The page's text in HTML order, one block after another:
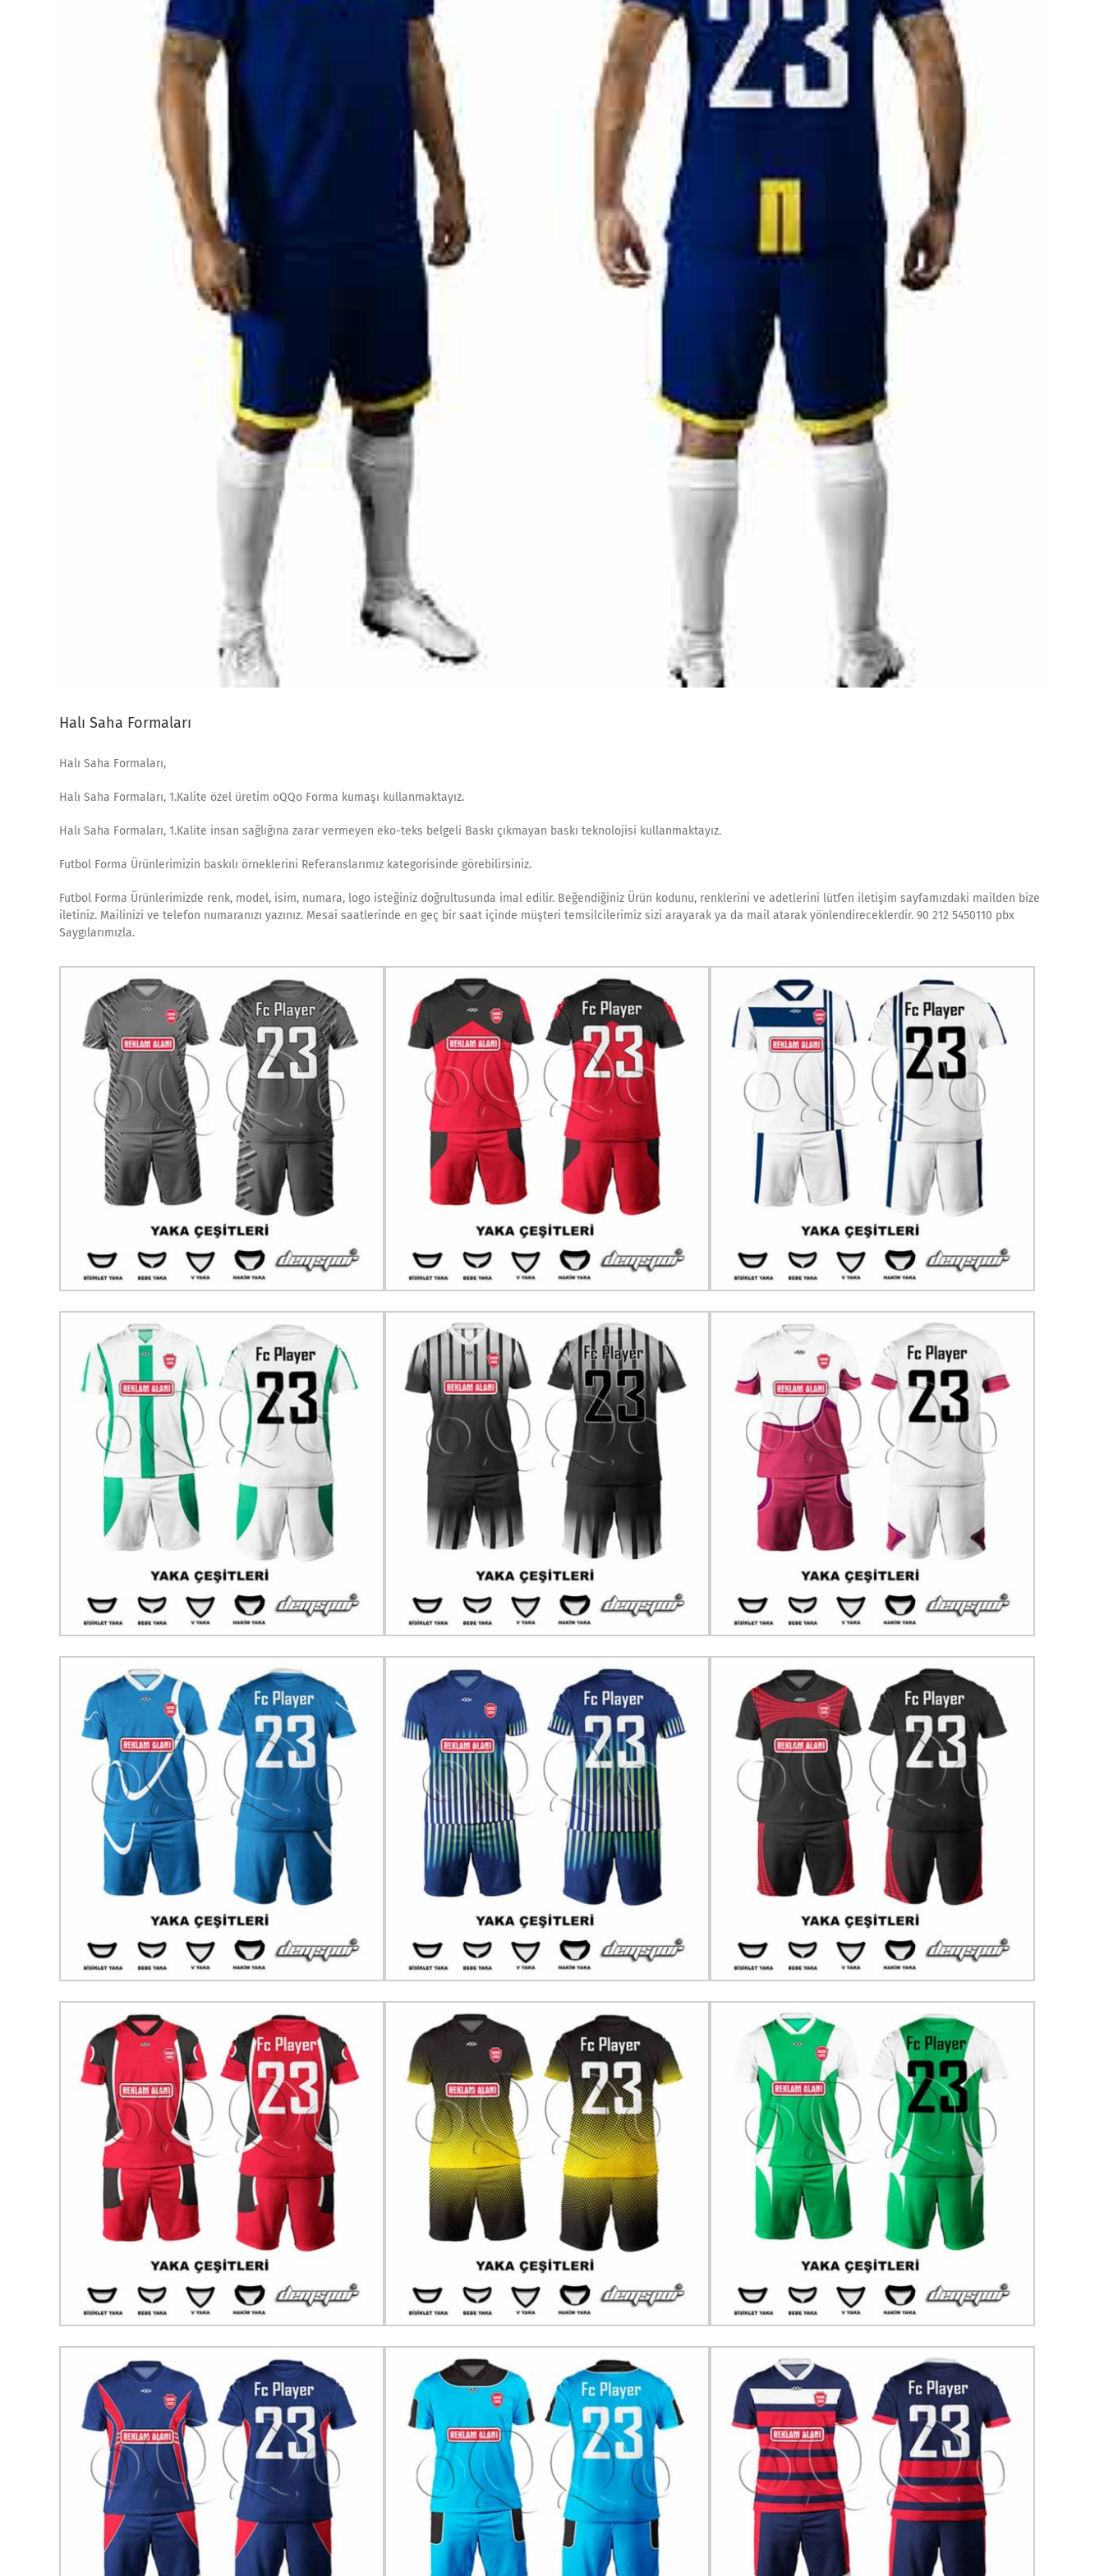
Halı Saha Formaları
Halı Saha Formaları,
Halı Saha Formaları, 1.Kalite özel üretim oQQo Forma kumaşı kullanmaktayız.
Halı Saha Formaları, 1.Kalite insan sağlığına zarar vermeyen eko-teks belgeli Baskı çıkmayan baskı teknolojisi kullanmaktayız.
Futbol Forma Ürünlerimizin baskılı örneklerini Referanslarımız kategorisinde görebilirsiniz.
Futbol Forma Ürünlerimizde renk, model, isim, numara, logo isteğiniz doğrultusunda imal edilir. Beğendiğiniz Ürün kodunu, renklerini ve adetlerini lütfen iletişim sayfamızdaki mailden bize
iletiniz. Mailinizi ve telefon numaranızı yazınız. Mesai saatlerinde en geç bir saat içinde müşteri temsilcilerimiz sizi arayarak ya da mail atarak yönlendireceklerdir. 90 212 5450110 pbx
Saygılarımızla.